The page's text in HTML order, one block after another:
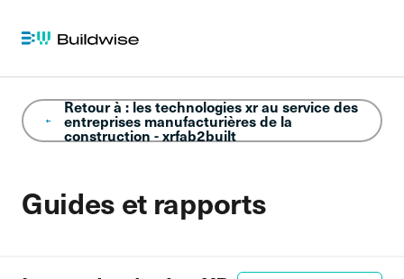
Guides et rapports
Retour à : les technologies xr au service des
entreprises manufacturières de la
construction - xrfab2built